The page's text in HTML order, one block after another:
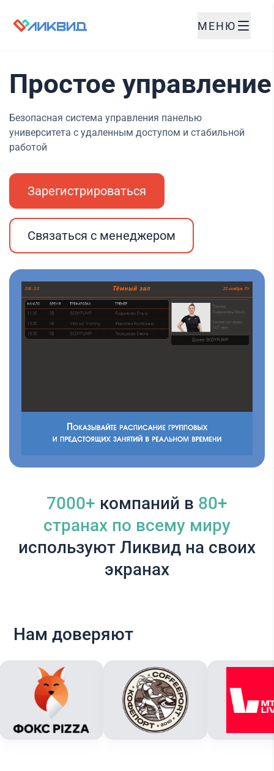
МЕНЮ
Простое
Безопасная система управления панелью
университета с удаленным доступом и стабильной
работой
Зарегистрироваться
Связаться с менеджером
7000+ компаний в 80+
cтранах по всему миру
используют Ликвид на своих
экранах
Нам доверяют